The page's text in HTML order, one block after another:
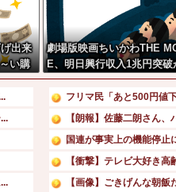
出来
い購
劇場版映画ちいかわTHE
E、明日興行収入1兆円突破
実にｗｗｗｗｗｗｗｗｗｗ
フリマ民「あと500円値
【朗報】佐藤二朗さん、
国連が事実上の機能停止
【衝撃】テレビ大好き
【画像】ごきげんな朝飯